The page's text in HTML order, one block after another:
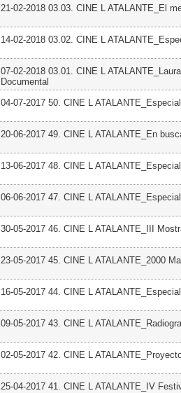
21-02-2018 03.03. CINE L ATALANTE_El
14-02-2018 03.02. CINE L
07-02-2018 03.01. CINE L
Documental
04-07-2017 50. CINE L
20-06-2017 49. CINE L ATALANTE_En
13-06-2017 48. CINE L
06-06-2017 47. CINE L
30-05-2017 46. CINE L ATALANTE_III
23-05-2017 45. CINE L ATALANTE_2000
16-05-2017 44. CINE L
09-05-2017 43. CINE L
02-05-2017 42. CINE L
25-04-2017 41. CINE L ATALANTE_IV